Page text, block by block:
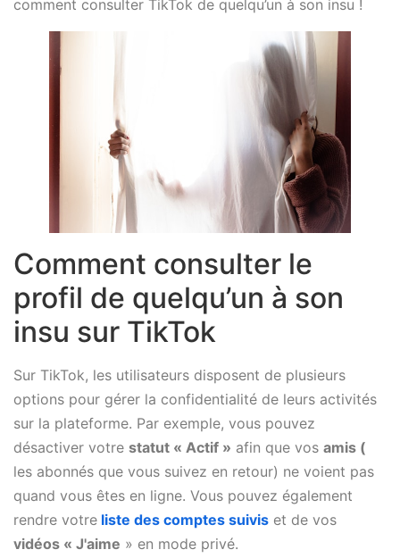
comment consulter TikTok de quelqu’un à son insu !
Comment consulter le
profil de quelqu’un à son
insu sur TikTok
Sur TikTok, les utilisateurs disposent de plusieurs
options pour gérer la confidentialité de leurs activités
sur la plateforme. Par exemple, vous pouvez
désactiver votre statut « Actif » afin que vos amis (
les abonnés que vous suivez en retour) ne voient pas
quand vous êtes en ligne. Vous pouvez également
rendre votre liste des comptes suivis et de vos
vidéos « J'aime » en mode privé.